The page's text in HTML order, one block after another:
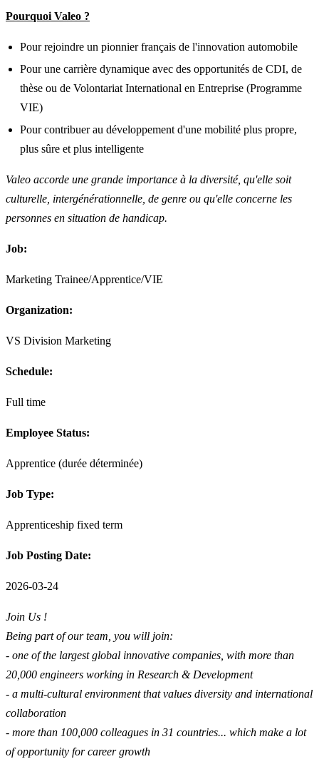
Pourquoi Valeo ?
Pour rejoindre un pionnier français de l'innovation automobile
Pour une carrière dynamique avec des opportunités de CDI, de
thèse ou de Volontariat International en Entreprise (Programme
VIE)
Pour contribuer au développement d'une mobilité plus propre,
plus sûre et plus intelligente
Valeo accorde une grande importance à la diversité, qu'elle soit
culturelle, intergénérationnelle, de genre ou qu'elle concerne les
personnes en situation de handicap.
Job:
Marketing Trainee/Apprentice/VIE
Organization:
VS Division Marketing
Schedule:
Full time
Employee Status:
Apprentice (durée déterminée)
Job Type:
Apprenticeship fixed term
Job Posting Date:
2026-03-24
Join Us !
Being part of our team, you will join:
- one of the largest global innovative companies, with more than
20,000 engineers working in Research & Development
- a multi-cultural environment that values diversity and international
collaboration
- more than 100,000 colleagues in 31 countries... which make a lot
of opportunity for career growth